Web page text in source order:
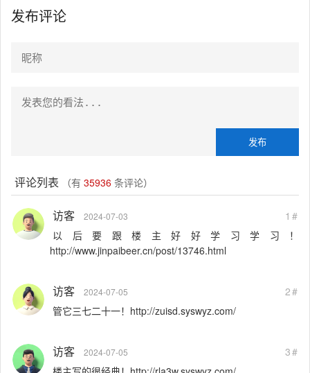
发布评论
评论列表 （有 35936 条评论）
访客 2024-07-03
1#
以后要跟楼主好好学习学习！
http://www.jinpaibeer.cn/post/13746.html
访客 2024-07-05
2#
管它三七二十一！http://zuisd.syswyz.com/
访客 2024-07-05
3#